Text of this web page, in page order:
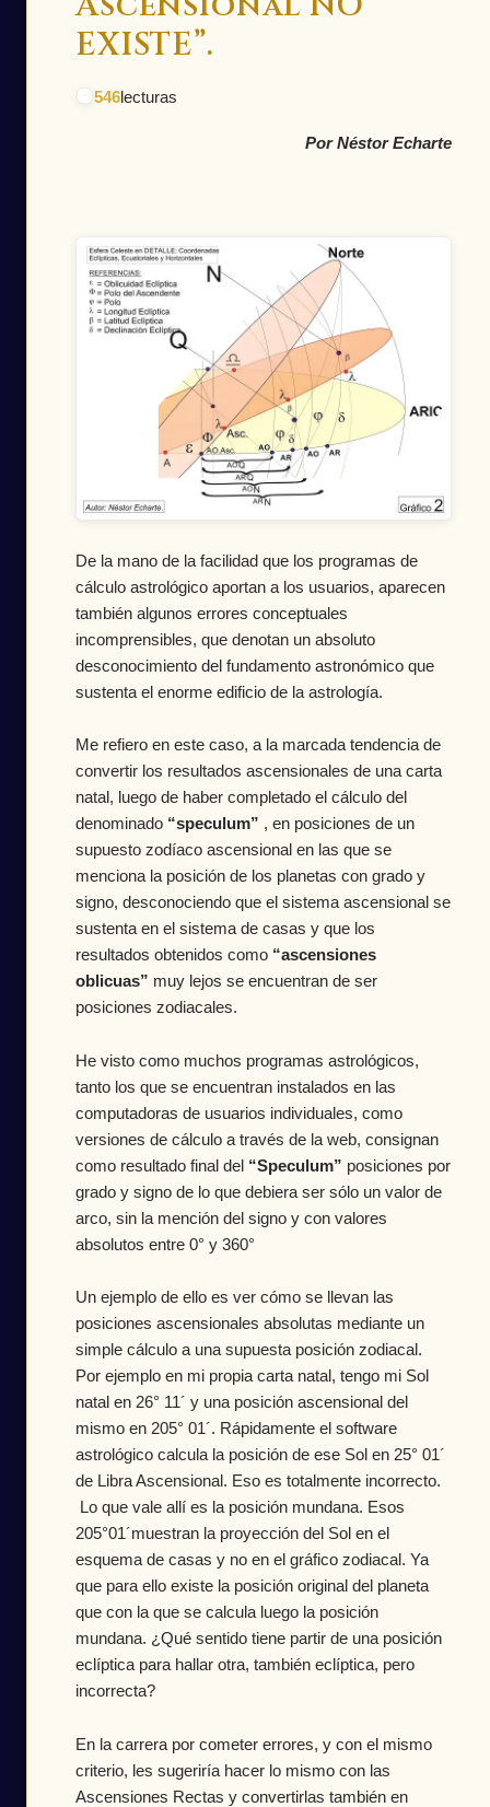
EXISTE”.
546lecturas
Por Néstor Echarte
De la mano de la facilidad que los programas de
cálculo astrológico aportan a los usuarios, aparecen
también algunos errores conceptuales
incomprensibles, que denotan un absoluto
desconocimiento del fundamento astronómico que
sustenta el enorme edificio de la astrología.
Me refiero en este caso, a la marcada tendencia de
convertir los resultados ascensionales de una carta
natal, luego de haber completado el cálculo del
denominado “speculum” , en posiciones de un
supuesto zodíaco ascensional en las que se
menciona la posición de los planetas con grado y
signo, desconociendo que el sistema ascensional se
sustenta en el sistema de casas y que los
resultados obtenidos como “ascensiones
oblicuas” muy lejos se encuentran de ser
posiciones zodiacales.
He visto como muchos programas astrológicos,
tanto los que se encuentran instalados en las
computadoras de usuarios individuales, como
versiones de cálculo a través de la web, consignan
como resultado final del “Speculum” posiciones por
grado y signo de lo que debiera ser sólo un valor de
arco, sin la mención del signo y con valores
absolutos entre 0° y 360°
Un ejemplo de ello es ver cómo se llevan las
posiciones ascensionales absolutas mediante un
simple cálculo a una supuesta posición zodiacal.
Por ejemplo en mi propia carta natal, tengo mi Sol
natal en 26° 11´ y una posición ascensional del
mismo en 205° 01´. Rápidamente el software
astrológico calcula la posición de ese Sol en 25° 01´
de Libra Ascensional. Eso es totalmente incorrecto.
Lo que vale allí es la posición mundana. Esos
205°01´muestran la proyección del Sol en el
esquema de casas y no en el gráfico zodiacal. Ya
que para ello existe la posición original del planeta
que con la que se calcula luego la posición
mundana. ¿Qué sentido tiene partir de una posición
eclíptica para hallar otra, también eclíptica, pero
incorrecta?
En la carrera por cometer errores, y con el mismo
criterio, les sugeriría hacer lo mismo con las
Ascensiones Rectas y convertirlas también en